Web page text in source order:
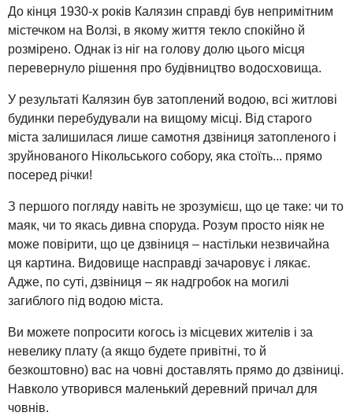
До кінця 1930-х років Калязин справді був непримітним
містечком на Волзі, в якому життя текло спокійно й
розмірено. Однак із ніг на голову долю цього місця
перевернуло рішення про будівництво водосховища.
У результаті Калязин був затоплений водою, всі житлові
будинки перебудували на вищому місці. Від старого
міста залишилася лише самотня дзвіниця затопленого і
зруйнованого Нікольського собору, яка стоїть... прямо
посеред річки!
З першого погляду навіть не зрозумієш, що це таке: чи то
маяк, чи то якась дивна споруда. Розум просто ніяк не
може повірити, що це дзвіниця – настільки незвичайна
ця картина. Видовище насправді зачаровує і лякає.
Адже, по суті, дзвіниця – як надгробок на могилі
загиблого під водою міста.
Ви можете попросити когось із місцевих жителів і за
невелику плату (а якщо будете привітні, то й
безкоштовно) вас на човні доставлять прямо до дзвіниці.
Навколо утворився маленький деревний причал для
човнів.